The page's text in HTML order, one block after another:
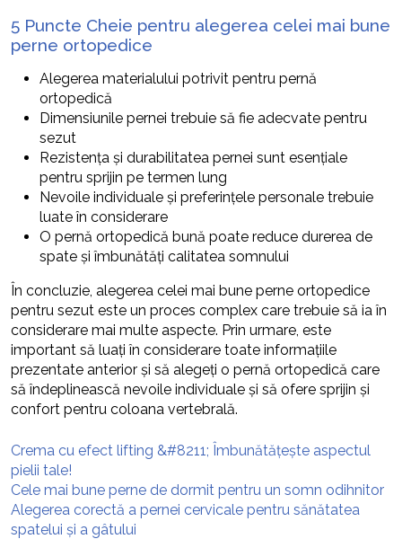
5 Puncte Cheie pentru alegerea celei mai bune
perne ortopedice
Alegerea materialului potrivit pentru pernă
ortopedică
Dimensiunile pernei trebuie să fie adecvate pentru
sezut
Rezistența și durabilitatea pernei sunt esențiale
pentru sprijin pe termen lung
Nevoile individuale și preferințele personale trebuie
luate în considerare
O pernă ortopedică bună poate reduce durerea de
spate și îmbunătăți calitatea somnului
În concluzie, alegerea celei mai bune perne ortopedice
pentru sezut este un proces complex care trebuie să ia în
considerare mai multe aspecte. Prin urmare, este
important să luați în considerare toate informațiile
prezentate anterior și să alegeți o pernă ortopedică care
să îndeplinească nevoile individuale și să ofere sprijin și
confort pentru coloana vertebrală.
Crema cu efect lifting &#8211; Îmbunătățește aspectul
pielii tale!
Cele mai bune perne de dormit pentru un somn odihnitor
Alegerea corectă a pernei cervicale pentru sănătatea
spatelui și a gâtului